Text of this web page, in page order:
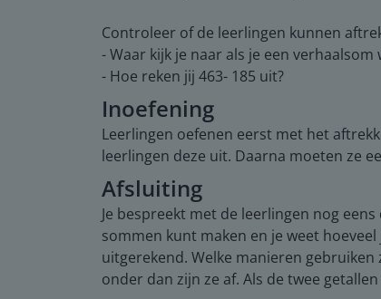
Controleer of de leerlingen kunnen
- Waar kijk je naar als je een verhaalsom
- Hoe reken jij 463- 185 uit?
Inoefening
Leerlingen oefenen eerst met het
leerlingen deze uit. Daarna moeten ze
Afsluiting
Je bespreekt met de leerlingen nog
sommen kunt maken en je weet
uitgerekend. Welke manieren
onder dan zijn ze af. Als de twee